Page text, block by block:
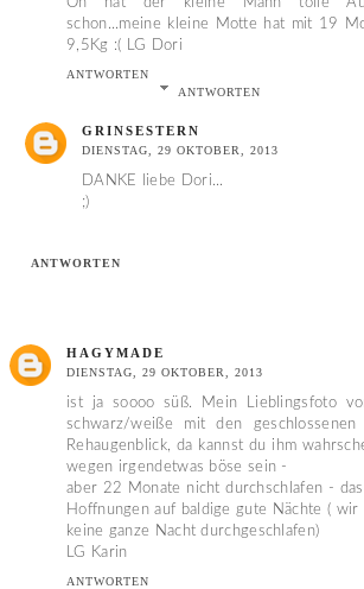
schon...meine kleine Motte hat mit 19
9,5Kg :( LG Dori
ANTWORTEN
ANTWORTEN
GRINSESTERN
DIENSTAG, 29 OKTOBER, 2013
DANKE liebe Dori...
;)
ANTWORTEN
HAGYMADE
DIENSTAG, 29 OKTOBER, 2013
ist ja soooo süß. Mein Lieblingsfoto
schwarz/weiße mit den
Rehaugenblick, da kannst du ihm
wegen irgendetwas böse sein -
aber 22 Monate nicht durchschlafen -
Hoffnungen auf baldige gute Nächte (
keine ganze Nacht durchgeschlafen)
LG Karin
ANTWORTEN